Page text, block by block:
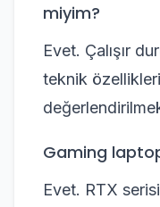
miyim?
Evet. Çalışır
teknik
Gaming
Evet. RTX